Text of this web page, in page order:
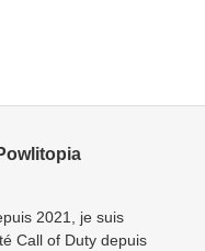
2021, je suis
Call of Duty depuis